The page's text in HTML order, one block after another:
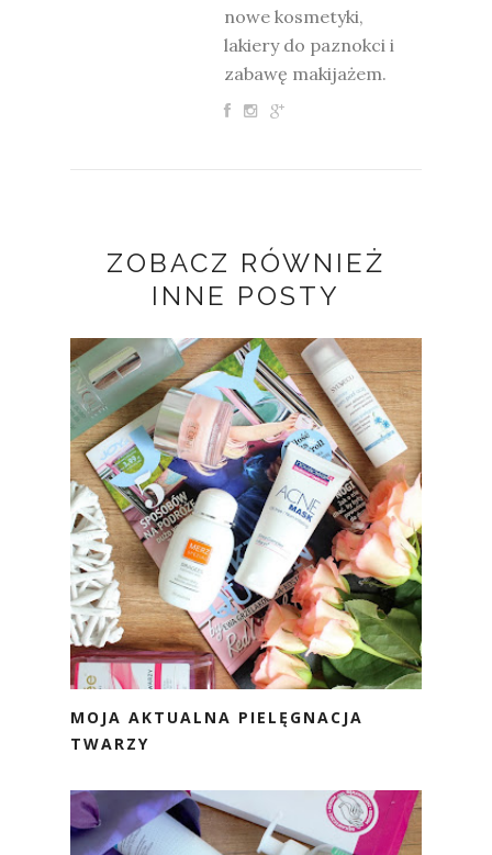
nowe kosmetyki,
lakiery do paznokci i
zabawę makijażem.
ZOBACZ RÓWNIEŻ
INNE POSTY
MOJA AKTUALNA PIELĘGNACJA
TWARZY